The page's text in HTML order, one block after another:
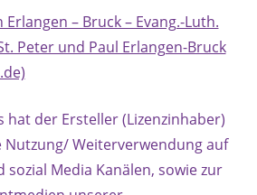
– Bruck – Evang.-Luth.
Peter und Paul Erlangen-Bruck
hat der Ersteller (Lizenzinhaber)
Weiterverwendung auf
sozial Media Kanälen, sowie zur